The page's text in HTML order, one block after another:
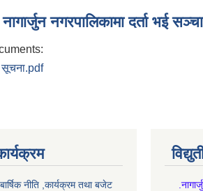
नागार्जुन नगरपालिकामा दर्ता भई
सूचना.pdf
नीति ,कार्यक्रम तथा बजेट